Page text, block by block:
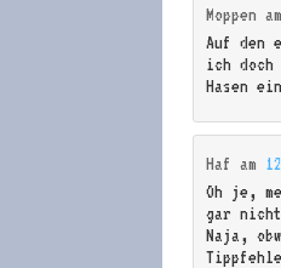
Moppen
Auf den
ich
Hasen
Haf am
Oh je,
gar
Naja,